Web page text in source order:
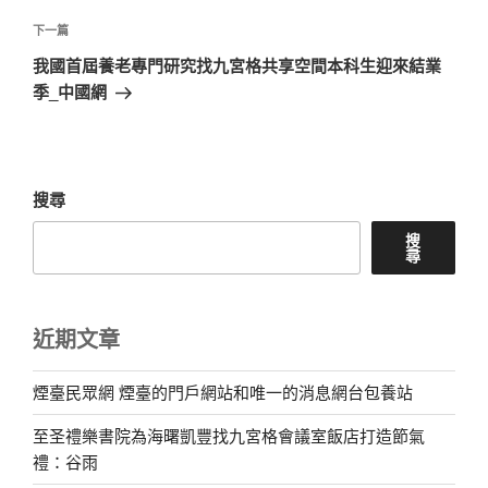
章
下
一
篇
下一篇
我國首屆養老專門研究找九宮格共享空間本科生迎來結業
季_中國網
搜尋
搜
尋
近期文章
煙臺民眾網 煙臺的門戶網站和唯一的消息網台包養站
至圣禮樂書院為海曙凱豐找九宮格會議室飯店打造節氣
禮：谷雨